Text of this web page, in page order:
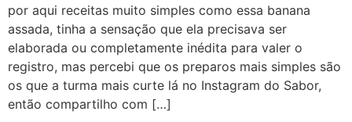
por aqui receitas muito simples como essa banana
assada, tinha a sensação que ela precisava ser
elaborada ou completamente inédita para valer o
registro, mas percebi que os preparos mais simples são
os que a turma mais curte lá no Instagram do Sabor,
então compartilho com […]